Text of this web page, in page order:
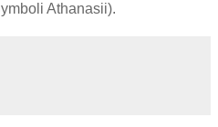
Athanasii).